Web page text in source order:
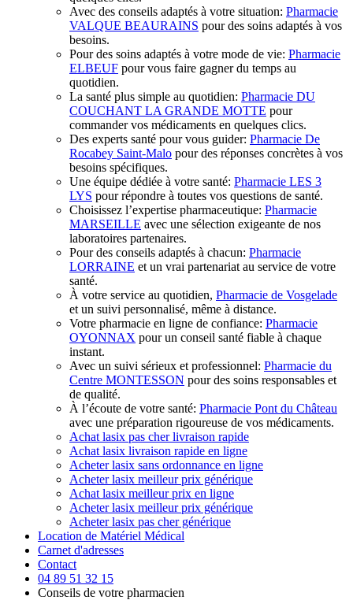
Avec des conseils adaptés à votre situation: Pharmacie
VALQUE BEAURAINS pour des soins adaptés à vos
besoins.
Pour des soins adaptés à votre mode de vie: Pharmacie
ELBEUF pour vous faire gagner du temps au
quotidien.
La santé plus simple au quotidien: Pharmacie DU
COUCHANT LA GRANDE MOTTE pour
commander vos médicaments en quelques clics.
Des experts santé pour vous guider: Pharmacie De
Rocabey Saint-Malo pour des réponses concrètes à vos
besoins spécifiques.
Une équipe dédiée à votre santé: Pharmacie LES 3
LYS pour répondre à toutes vos questions de santé.
Choisissez l’expertise pharmaceutique: Pharmacie
MARSEILLE avec une sélection exigeante de nos
laboratoires partenaires.
Pour des conseils adaptés à chacun: Pharmacie
LORRAINE et un vrai partenariat au service de votre
santé.
À votre service au quotidien, Pharmacie de Vosgelade
et un suivi personnalisé, même à distance.
Votre pharmacie en ligne de confiance: Pharmacie
OYONNAX pour un conseil santé fiable à chaque
instant.
Avec un suivi sérieux et professionnel: Pharmacie du
Centre MONTESSON pour des soins responsables et
de qualité.
À l’écoute de votre santé: Pharmacie Pont du Château
avec une préparation rigoureuse de vos médicaments.
Achat lasix pas cher livraison rapide
Achat lasix livraison rapide en ligne
Acheter lasix sans ordonnance en ligne
Acheter lasix meilleur prix générique
Achat lasix meilleur prix en ligne
Acheter lasix meilleur prix générique
Acheter lasix pas cher générique
Location de Matériel Médical
Carnet d'adresses
Contact
04 89 51 32 15
Conseils de votre pharmacien